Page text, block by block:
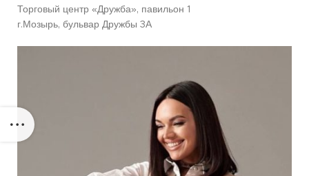
Торговый центр «Дружба», павильон 1
г.Мозырь, бульвар Дружбы 3А